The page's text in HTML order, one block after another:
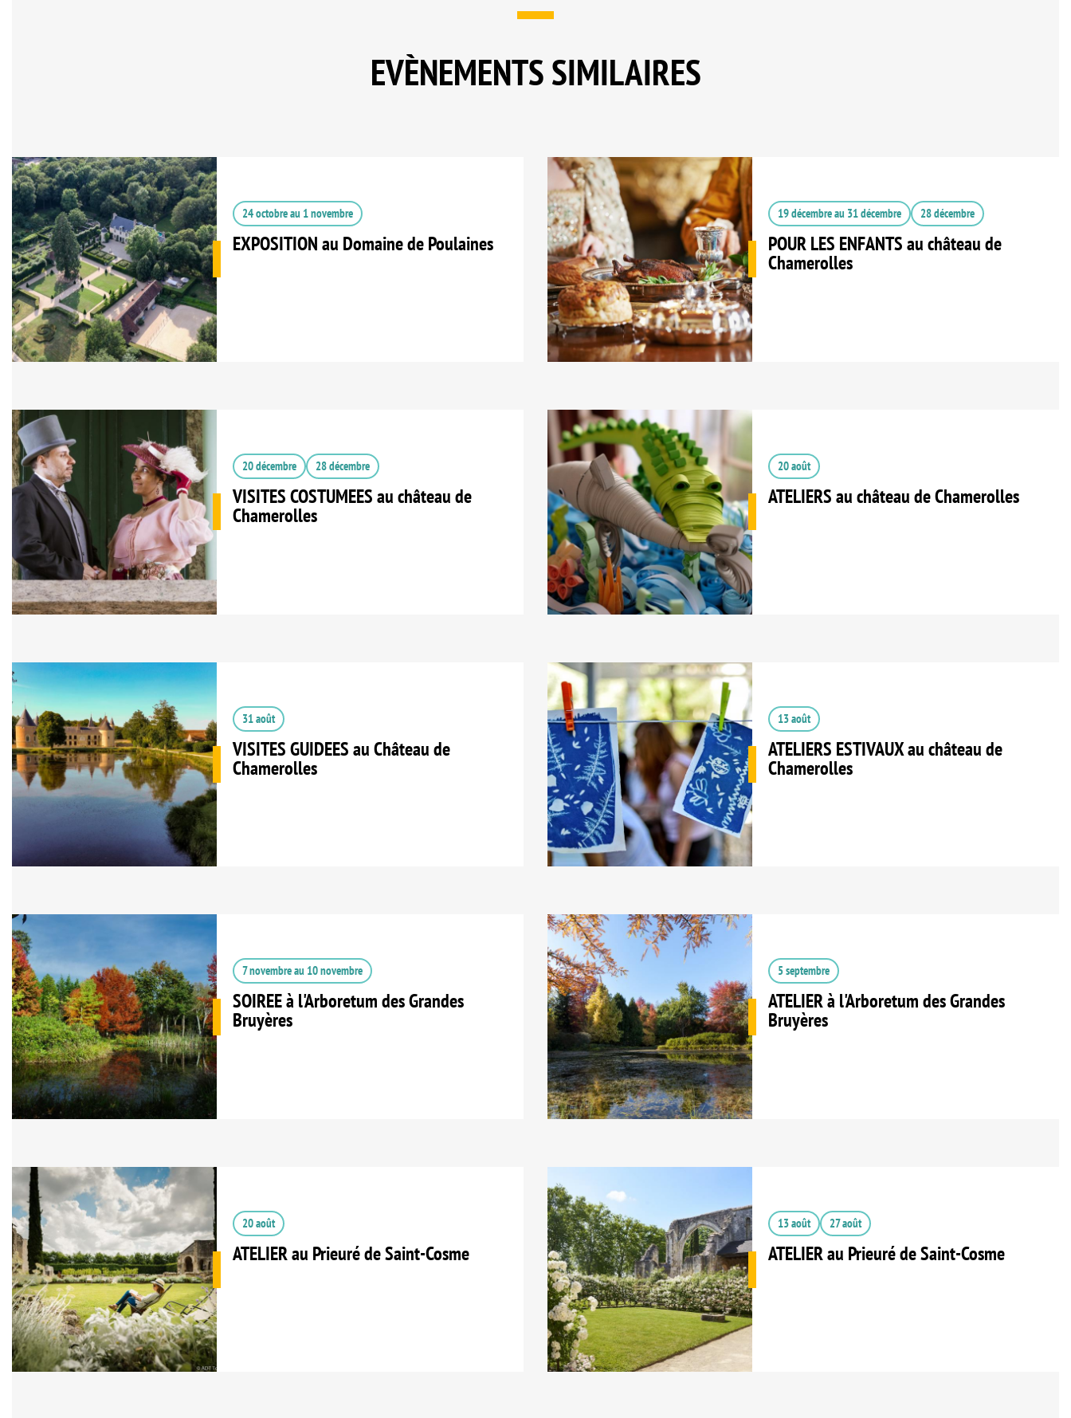
EVÈNEMENTS SIMILAIRES
24 octobreau 1 novembre
EXPOSITION au Domaine de Poulaines
19 décembreau 31 décembre 28 décembre
POUR LES ENFANTS au château de
Chamerolles
20 décembre 28 décembre
VISITES COSTUMEES au château de
Chamerolles
20 août
ATELIERS au château de Chamerolles
31 août
VISITES GUIDEES au Château de
Chamerolles
13 août
ATELIERS ESTIVAUX au château de
Chamerolles
7 novembreau 10 novembre
SOIREE à l'Arboretum des Grandes
Bruyères
5 septembre
ATELIER à l'Arboretum des Grandes
Bruyères
20 août
ATELIER au Prieuré de Saint-Cosme
13 août 27 août
ATELIER au Prieuré de Saint-Cosme